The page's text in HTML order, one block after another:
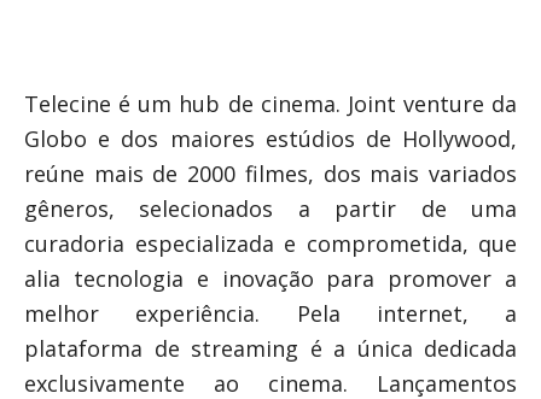
Telecine é um hub de cinema. Joint venture da
Globo e dos maiores estúdios de Hollywood,
reúne mais de 2000 filmes, dos mais variados
gêneros, selecionados a partir de uma
curadoria especializada e comprometida, que
alia tecnologia e inovação para promover a
melhor experiência. Pela internet, a
plataforma de streaming é a única dedicada
exclusivamente ao cinema. Lançamentos